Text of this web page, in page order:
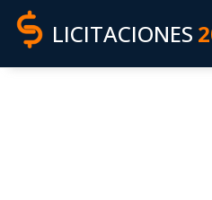
LICITACIONES